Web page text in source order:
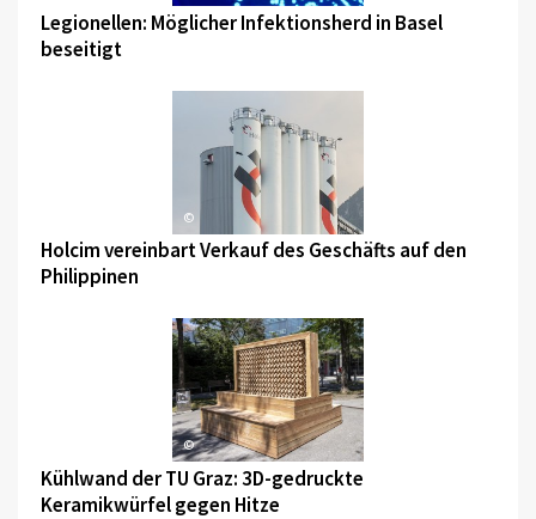
Legionellen: Möglicher Infektionsherd in Basel
beseitigt
©
Holcim vereinbart Verkauf des Geschäfts auf den
Philippinen
©
Kühlwand der TU Graz: 3D-gedruckte
Keramikwürfel gegen Hitze